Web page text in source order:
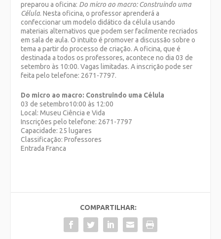
preparou a oficina: Do micro ao macro: Construindo uma
Célula. Nesta oficina, o professor aprenderá a
confeccionar um modelo didático da célula usando
materiais alternativos que podem ser facilmente recriados
em sala de aula.O intuito é promover a discussão sobre o
tema a partir do processo de criação. A oficina, que é
destinada a todos os professores, acontece no dia 03 de
setembro às 10:00. Vagas limitadas. A inscrição pode ser
feita pelo telefone: 2671-7797.
Do micro ao macro: Construindo uma Célula
03 de setembro10:00 às 12:00
Local: Museu Ciência e Vida
Inscrições pelo telefone: 2671-7797
Capacidade: 25 lugares
Classificação: Professores
Entrada Franca
COMPARTILHAR: